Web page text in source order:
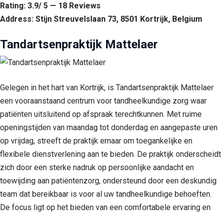
Rating: 3.9/ 5 — 18 Reviews
Address: Stijn Streuvelslaan 73, 8501 Kortrijk, Belgium
Tandartsenpraktijk Mattelaer
Gelegen in het hart van Kortrijk, is Tandartsenpraktijk Mattelaer
een vooraanstaand centrum voor tandheelkundige zorg waar
patiënten uitsluitend op afspraak terechtkunnen. Met ruime
openingstijden van maandag tot donderdag en aangepaste uren
op vrijdag, streeft de praktijk ernaar om toegankelijke en
flexibele dienstverlening aan te bieden. De praktijk onderscheidt
zich door een sterke nadruk op persoonlijke aandacht en
toewijding aan patiëntenzorg, ondersteund door een deskundig
team dat bereikbaar is voor al uw tandheelkundige behoeften.
De focus ligt op het bieden van een comfortabele ervaring en